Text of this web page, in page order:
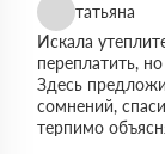
татьяна
Искала
переплатить,
Здесь
сомнений,
терпимо